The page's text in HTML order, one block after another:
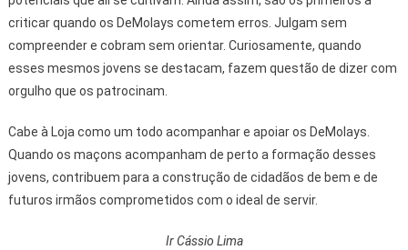
criticar quando os DeMolays cometem erros. Julgam sem
compreender e cobram sem orientar. Curiosamente, quando
esses mesmos jovens se destacam, fazem questão de dizer com
orgulho que os patrocinam.
Cabe à Loja como um todo acompanhar e apoiar os DeMolays.
Quando os maçons acompanham de perto a formação desses
jovens, contribuem para a construção de cidadãos de bem e de
futuros irmãos comprometidos com o ideal de servir.
Ir Cássio Lima